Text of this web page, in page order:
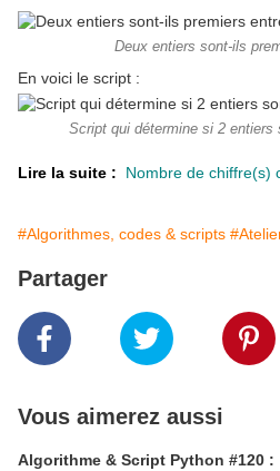
Deux entiers sont-ils
En voici le script :
Script qui détermine si 2 entiers
Lire la suite : Nombre de chiffre(s)
#Algorithmes, codes & scripts
Partager
Vous aimerez aussi
Algorithme & Script Python #120 :